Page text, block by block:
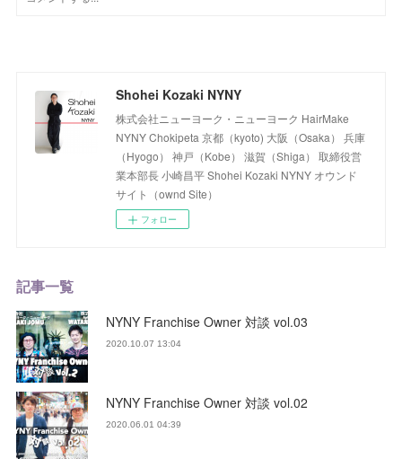
Shohei Kozaki NYNY
株式会社ニューヨーク・ニューヨーク HairMake
NYNY Chokipeta 京都（kyoto) 大阪（Osaka） 兵庫
（Hyogo） 神戸（Kobe） 滋賀（Shiga） 取締役営
業本部長 小崎昌平 Shohei Kozaki NYNY オウンド
サイト（ownd Site）
フォロー
記事一覧
NYNY Franchise Owner 対談 vol.03
2020.10.07 13:04
NYNY Franchise Owner 対談 vol.02
2020.06.01 04:39